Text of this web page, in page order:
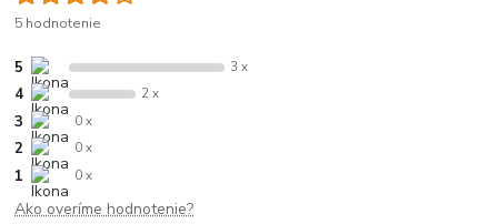
5 hodnotenie
5 3 x
4 2 x
3 0 x
2 0 x
1 0 x
Ako overíme hodnotenie?